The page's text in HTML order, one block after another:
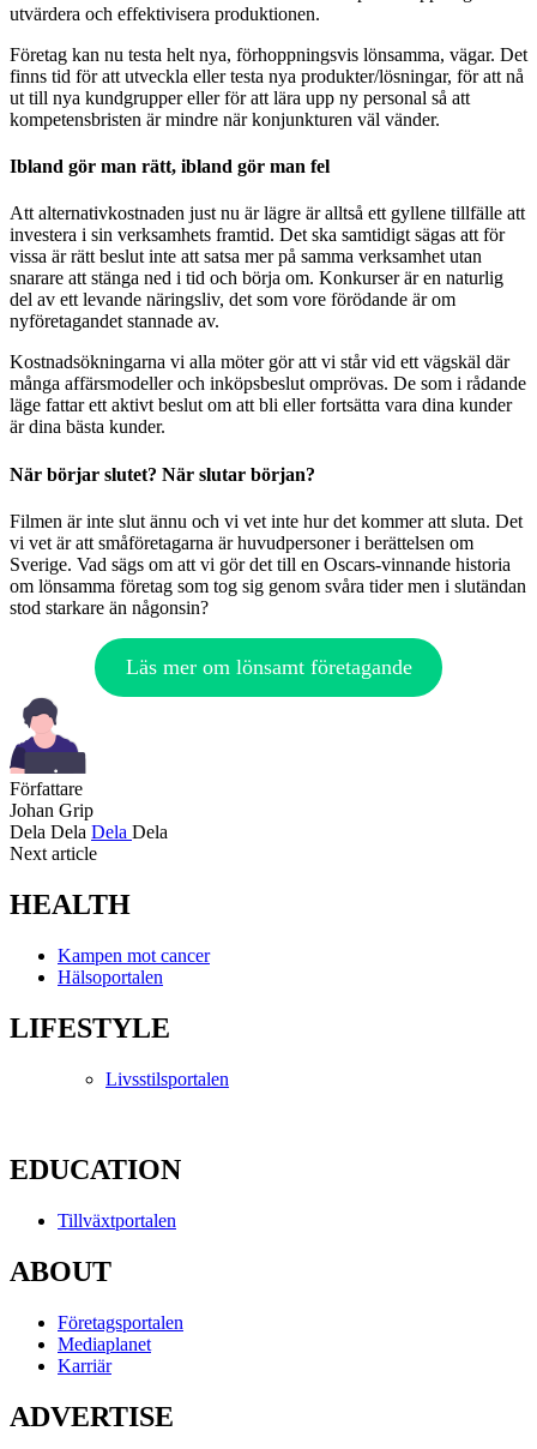
utvärdera och effektivisera produktionen.
Företag kan nu testa helt nya, förhoppningsvis lönsamma, vägar. Det
finns tid för att utveckla eller testa nya produkter/lösningar, för att nå
ut till nya kundgrupper eller för att lära upp ny personal så att
kompetensbristen är mindre när konjunkturen väl vänder.
Ibland gör man rätt, ibland gör man fel
Att alternativkostnaden just nu är lägre är alltså ett gyllene tillfälle att
investera i sin verksamhets framtid. Det ska samtidigt sägas att för
vissa är rätt beslut inte att satsa mer på samma verksamhet utan
snarare att stänga ned i tid och börja om. Konkurser är en naturlig
del av ett levande näringsliv, det som vore förödande är om
nyföretagandet stannade av.
Kostnadsökningarna vi alla möter gör att vi står vid ett vägskäl där
många affärsmodeller och inköpsbeslut omprövas. De som i rådande
läge fattar ett aktivt beslut om att bli eller fortsätta vara dina kunder
är dina bästa kunder.
När börjar slutet? När slutar början?
Filmen är inte slut ännu och vi vet inte hur det kommer att sluta. Det
vi vet är att småföretagarna är huvudpersoner i berättelsen om
Sverige. Vad sägs om att vi gör det till en Oscars-vinnande historia
om lönsamma företag som tog sig genom svåra tider men i slutändan
stod starkare än någonsin?
Läs mer om lönsamt företagande
Författare
Johan Grip
Dela Dela Dela Dela
Next article
HEALTH
Kampen mot cancer
Hälsoportalen
LIFESTYLE
Livsstilsportalen
EDUCATION
Tillväxtportalen
ABOUT
Företagsportalen
Mediaplanet
Karriär
ADVERTISE